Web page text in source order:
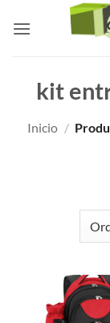
kit
Inicio /